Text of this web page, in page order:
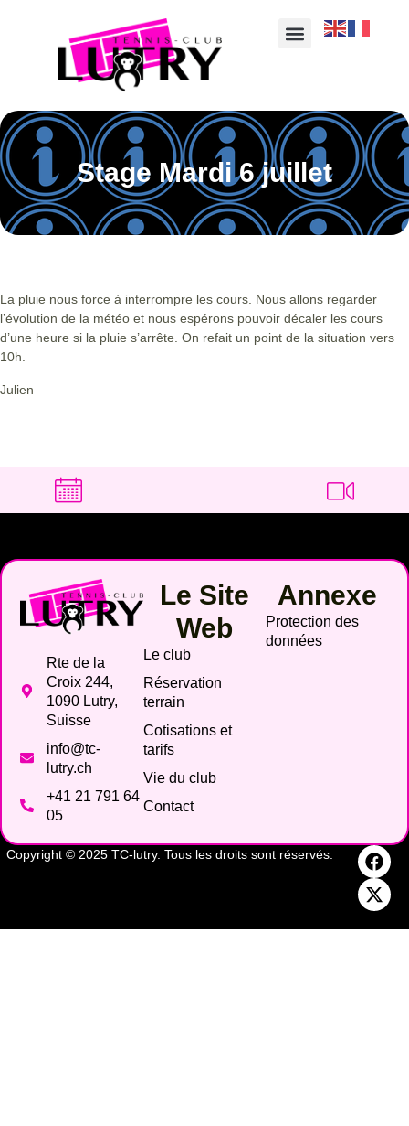
Stage Mardi 6 juillet
La pluie nous force à interrompre les cours. Nous allons regarder
l’évolution de la météo et nous espérons pouvoir décaler les cours
d’une heure si la pluie s’arrête. On refait un point de la situation vers
10h.
Julien
Rte de la
Croix 244,
1090 Lutry,
Suisse
info@tc-
lutry.ch
+41 21 791 64
05
Le Site
Web
Le club
Réservation
terrain
Cotisations et
tarifs
Vie du club
Contact
Annexe
Protection des
données
Copyright © 2025 TC-lutry. Tous les droits sont réservés.